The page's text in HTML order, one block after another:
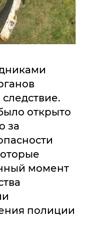
открыто
за
момент
полиции